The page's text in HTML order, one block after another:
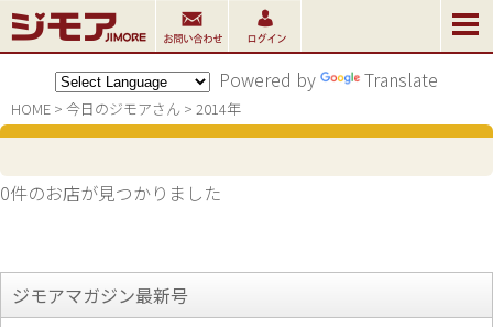
Powered by Translate
HOME > 今日のジモアさん > 2014年
0件のお店が見つかりました
ジモアマガジン最新号